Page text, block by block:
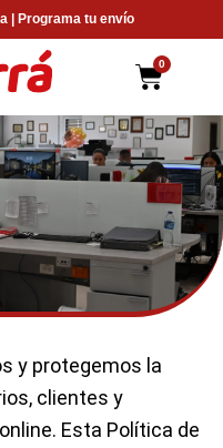
| Programa tu envío
0
y protegemos la
clientes y
Esta Política de